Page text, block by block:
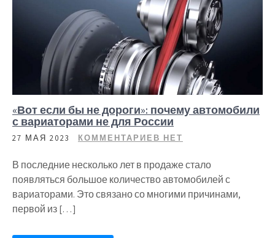
«Вот если бы не дороги»: почему автомобили
с вариаторами не для России
27 МАЯ 2023 КОММЕНТАРИЕВ НЕТ
В последние несколько лет в продаже стало
появляться большое количество автомобилей с
вариаторами. Это связано со многими причинами,
первой из […]